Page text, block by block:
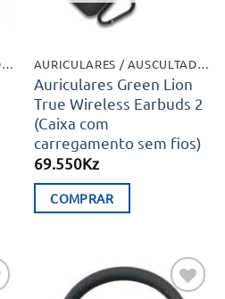
AURICULARES / AUSCULTADORES AURICULARES / AUSCULTADORES
Auriculares Green Lion
True Wireless Earbuds 2
(Caixa com
carregamento sem fios)
69.550Kz
COMPRAR